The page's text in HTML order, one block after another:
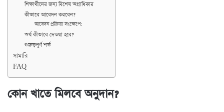
শিক্ষার্থীদের জন্য বিশেষ অগ্রাধিকার
কীভাবে আবেদন করবেন?
আবেদন প্রক্রিয়া সংক্ষেপে:
অর্থ কীভাবে দেওয়া হবে?
গুরুত্বপূর্ণ শর্ত
সামারি
FAQ
কোন খাতে মিলবে অনুদান?